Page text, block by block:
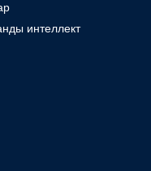
интеллект